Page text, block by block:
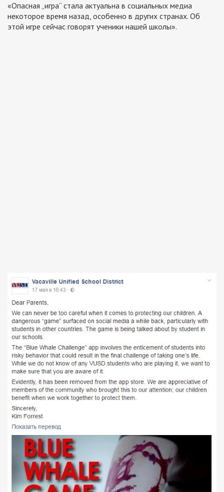
«Опасная „игра“ стала актуальна в социальных медиа
некоторое время назад, особенно в других странах. Об
этой игре сейчас говорят ученики нашей школы».